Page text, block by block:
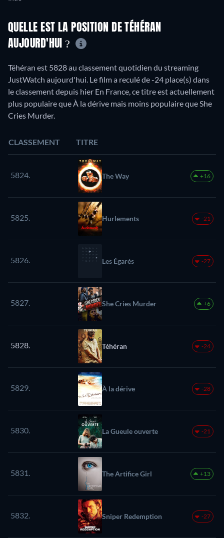
QUELLE EST LA POSITION DE TÉHÉRAN
AUJOURD'HUI ?
Téhéran est 5828 au classement quotidien du streaming
JustWatch aujourd'hui. Le film a reculé de -24 place(s) dans
le classement depuis hier En France, ce titre est actuellement
plus populaire que À la dérive mais moins populaire que She
Cries Murder.
CLASSEMENT TITRE
5824. The Way +16
5825. Hurlements -21
5826. Les Égarés -27
5827. She Cries Murder +6
5828. Téhéran -24
5829. À la dérive -28
5830. La Gueule ouverte -21
5831. The Artifice Girl +13
5832. Sniper Redemption -27